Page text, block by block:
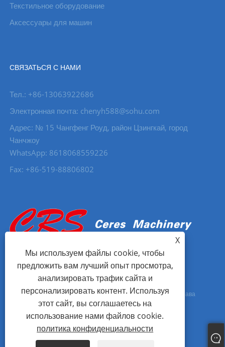
Текстильное оборудование
Аксессуары для машин
СВЯЗАТЬСЯ С НАМИ
Тел.: +86-13063922686
Электронная почта: chenyh588@sohu.com
Адрес: № 15 Чангфенг Роуд, район Цзингкай, город
Чанчжоу
WhatsApp: 8618068559226
Fax: +86-519-88806802
Copyright © 2023 Changzhou Ceres Machinery Co., Ltd. Все права
Sitemap RSS
XML
X
Мы используем файлы cookie, чтобы
предложить вам лучший опыт просмотра,
анализировать трафик сайта и
персонализировать контент. Используя
этот сайт, вы соглашаетесь на
использование нами файлов cookie.
политика конфиденциальности